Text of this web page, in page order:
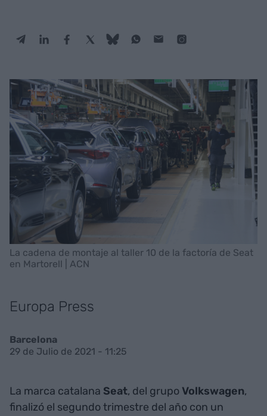
La cadena de montaje al taller 10 de la factoría de Seat
en Martorell | ACN
Europa Press
Barcelona
29 de Julio de 2021 - 11:25
La marca catalana Seat, del grupo Volkswagen,
finalizó el segundo trimestre del año con un